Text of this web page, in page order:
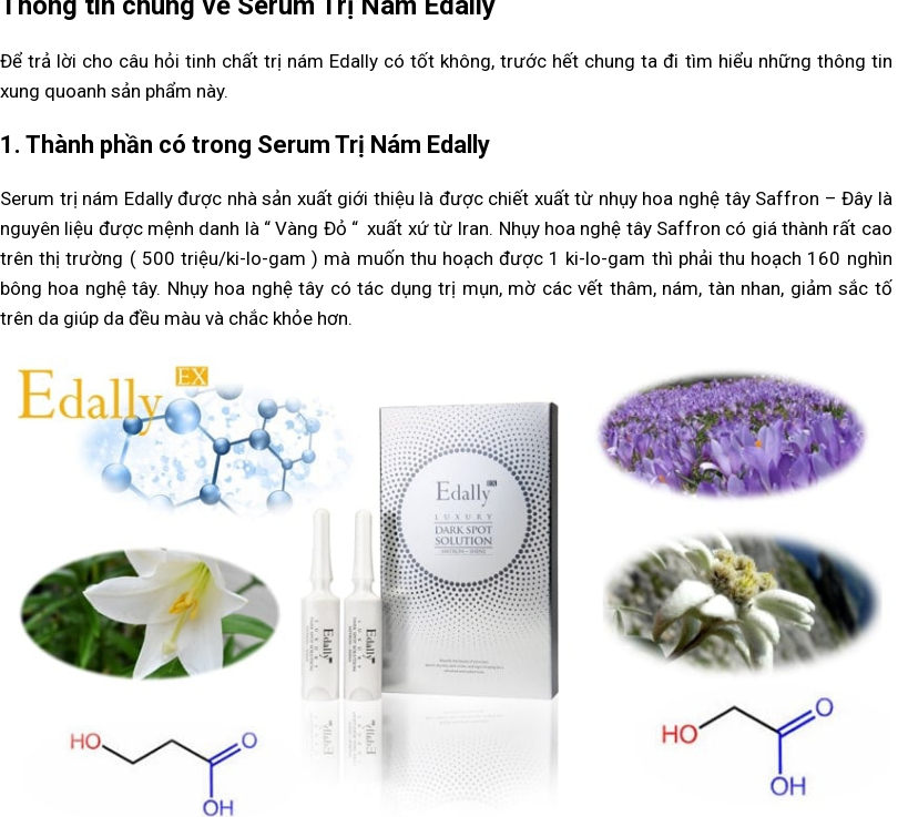
Để trả lời cho câu hỏi tinh chất trị nám Edally có tốt không, trước hết chung ta đi tìm hiểu những thông tin
xung quoanh sản phẩm này.
1. Thành phần có trong Serum Trị Nám Edally
Serum trị nám Edally được nhà sản xuất giới thiệu là được chiết xuất từ nhụy hoa nghệ tây Saffron – Đây là
nguyên liệu được mệnh danh là “ Vàng Đỏ “ xuất xứ từ Iran. Nhụy hoa nghệ tây Saffron có giá thành rất cao
trên thị trường ( 500 triệu/ki-lo-gam ) mà muốn thu hoạch được 1 ki-lo-gam thì phải thu hoạch 160 nghìn
bông hoa nghệ tây. Nhụy hoa nghệ tây có tác dụng trị mụn, mờ các vết thâm, nám, tàn nhan, giảm sắc tố
trên da giúp da đều màu và chắc khỏe hơn.